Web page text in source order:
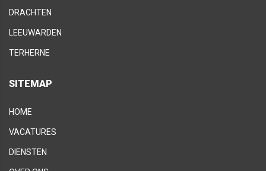
DRACHTEN
LEEUWARDEN
TERHERNE
SITEMAP
HOME
VACATURES
DIENSTEN